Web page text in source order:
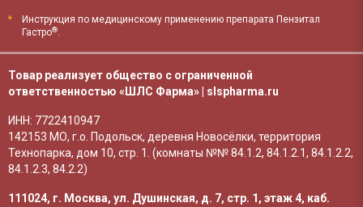
*
Инструкция по медицинскому применению препарата Пензитал
Гастро®.
Товар реализует общество с ограниченной
ответственностью «ШЛС Фарма» slspharma.ru
ИНН: 7722410947
142153 МО, г.о. Подольск, деревня Новосёлки, территория
Технопарка, дом 10, стр. 1. (комнаты №№ 84.1.2, 84.1.2.1, 84.1.2.2,
84.1.2.3, 84.2.2)
111024, г. Москва, ул. Душинская, д. 7, стр. 1, этаж 4, каб.